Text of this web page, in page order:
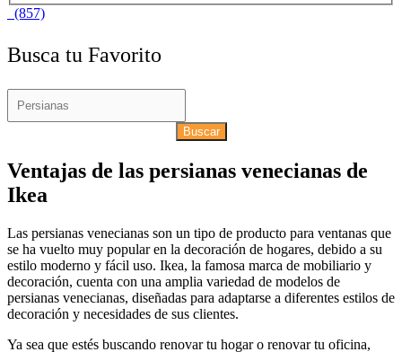
(857)
Busca tu Favorito
Buscar
Ventajas de las persianas venecianas de
Ikea
Las persianas venecianas son un tipo de producto para ventanas que
se ha vuelto muy popular en la decoración de hogares, debido a su
estilo moderno y fácil uso. Ikea, la famosa marca de mobiliario y
decoración, cuenta con una amplia variedad de modelos de
persianas venecianas, diseñadas para adaptarse a diferentes estilos de
decoración y necesidades de sus clientes.
Ya sea que estés buscando renovar tu hogar o renovar tu oficina,